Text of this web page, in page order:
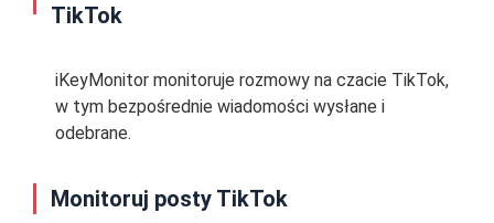
TikTok
iKeyMonitor monitoruje rozmowy na czacie TikTok,
w tym bezpośrednie wiadomości wysłane i
odebrane.
Monitoruj posty TikTok